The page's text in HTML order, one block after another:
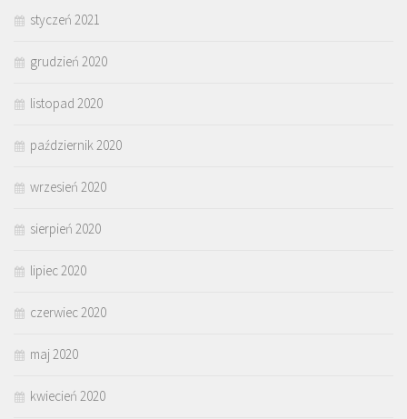
styczeń 2021
grudzień 2020
listopad 2020
październik 2020
wrzesień 2020
sierpień 2020
lipiec 2020
czerwiec 2020
maj 2020
kwiecień 2020